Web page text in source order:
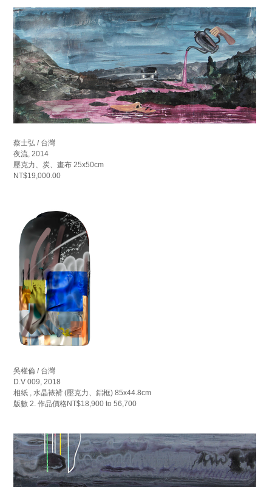
蔡士弘 / 台灣
夜流, 2014
壓克力、炭、畫布 25x50cm
NT$19,000.00
吳權倫 / 台灣
D.V 009, 2018
相紙 , 水晶裱褙 (壓克力、鋁框) 85x44.8cm
版數 2. 作品價格NT$18,900 to 56,700